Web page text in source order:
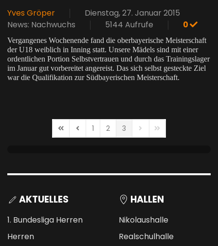
Yves Gröper
Dienstag, 27. Januar 2015
News: Nachwuchs
5144 Aufrufe 0
Vergangenes Wochenende fand die oberbayerische Meisterschaft
der U18 weiblich in Inning statt. Unsere Mädels sind mit einer
ordentlichen Portion Selbstvertrauen und durch das Trainingslager
im Januar gut vorbereitet angereist. Das sich selbst gesteckte Ziel
war die Qualifikation zur Südbayerischen Meisterschaft.
First PagePrevious Page
1 2 3 Next PageLast Page
AKTUELLES
1. Bundesliga Herren
Herren
HALLEN
Nikolaushalle
Realschulhalle